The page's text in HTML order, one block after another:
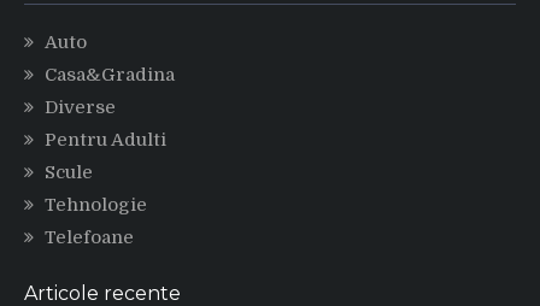
Auto
Casa&Gradina
Diverse
Pentru Adulti
Scule
Tehnologie
Telefoane
Articole recente